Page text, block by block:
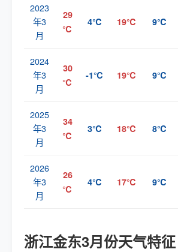
2023
年3
月
29
℃
4℃ 19℃ 9℃
2024
年3
月
30
℃
-1℃ 19℃ 9℃
2025
年3
月
34
℃
3℃ 18℃ 8℃
2026
年3
月
26
℃
4℃ 17℃ 9℃
浙江金东3月份天气特征